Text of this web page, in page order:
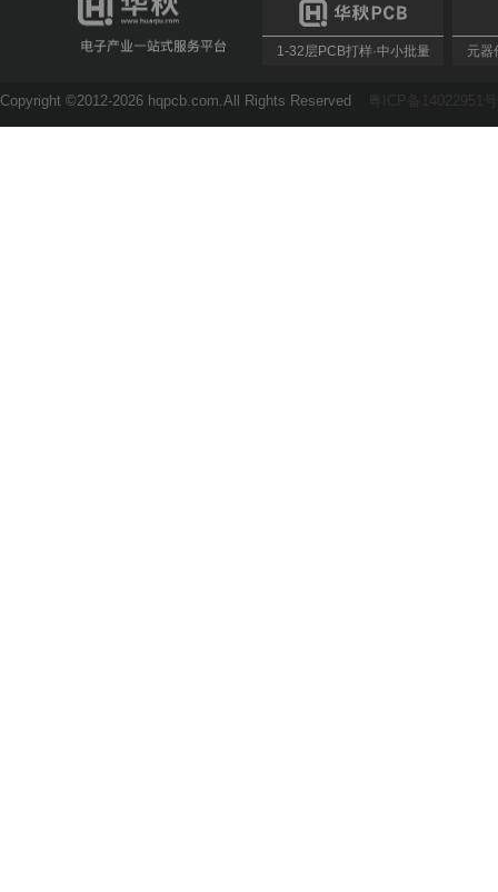
1-32层PCB打样·中小批量 元器
Copyright ©2012-2026 hqpcb.com.All Rights Reserved